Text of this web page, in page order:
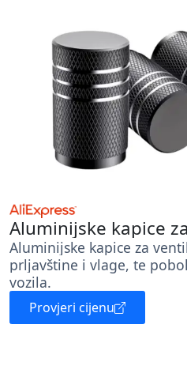
Aluminijske kapice
Aluminijske kapice za
prljavštine i vlage, te
vozila.
Provjeri cijenu